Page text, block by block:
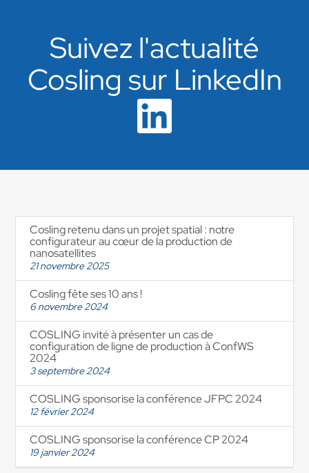
Suivez l'actualité
Cosling sur LinkedIn
Cosling retenu dans un projet spatial : notre
configurateur au cœur de la production de
nanosatellites
21 novembre 2025
Cosling fête ses 10 ans !
6 novembre 2024
COSLING invité à présenter un cas de
configuration de ligne de production à ConfWS
2024
3 septembre 2024
COSLING sponsorise la conférence JFPC 2024
12 février 2024
COSLING sponsorise la conférence CP 2024
19 janvier 2024